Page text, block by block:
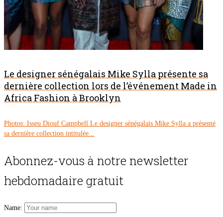
Le designer sénégalais Mike Sylla présente sa
dernière collection lors de l’événement Made in
Africa Fashion à Brooklyn
Photos: Isseu Diouf Campbell Le designer sénégalais Mike Sylla a présenté
sa dernière collection intitulée...
Abonnez-vous à notre newsletter
hebdomadaire gratuit
Name: